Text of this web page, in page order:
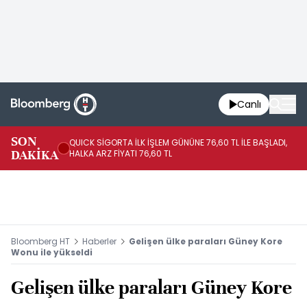
Canlı
SON
DAKİKA
QUICK SİGORTA İLK İŞLEM GÜNÜNE 76,60 TL İLE BAŞLADI,
HALKA ARZ FİYATI 76,60 TL
Bloomberg HT Haberler
Gelişen ülke paraları Güney Kore
Wonu ile yükseldi
Gelişen ülke paraları Güney Kore